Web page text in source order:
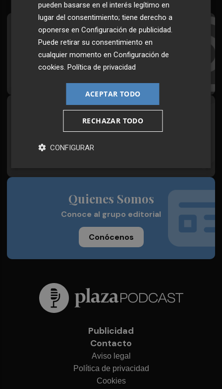
Suscríbete al Boletín
Todos los días a primera hora en tu email
¡Quiero suscribirme!
Síguenos en redes
Plaza Podcast, desde cualquier medio
Quienes Somos
Conoce al grupo editorial
Conócenos
Publicidad
Contacto
Aviso legal
Política de privacidad
Cookies
pueden basarse en el interés legítimo en
lugar del consentimiento; tiene derecho a
oponerse enConfiguración de publicidad.
Puede retirar su consentimiento en
cualquier momento enConfiguración de
cookies.Política de privacidad
ACEPTAR TODO
RECHAZAR TODO
CONFIGURAR